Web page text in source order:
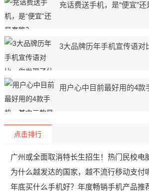
充话费送手机，是“便宜”还
3大品牌历年手机宣传语对
用户心中目前最好用的4款
点击排行
广州或全面取消特长生招生！热门民校电
为什么越发达的国家，越不流行移动支付
年底买什么手机好？年度畅销手机产品推